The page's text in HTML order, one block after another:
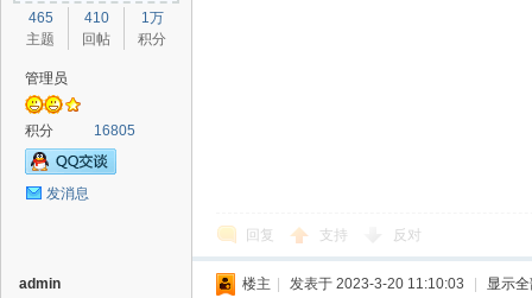
465
主题
410
回帖
1万
积分
管理员
积分 16805
发消息
回复 支持 反对
admin 楼主 发表于 2023-3-20 11:10:03 显示